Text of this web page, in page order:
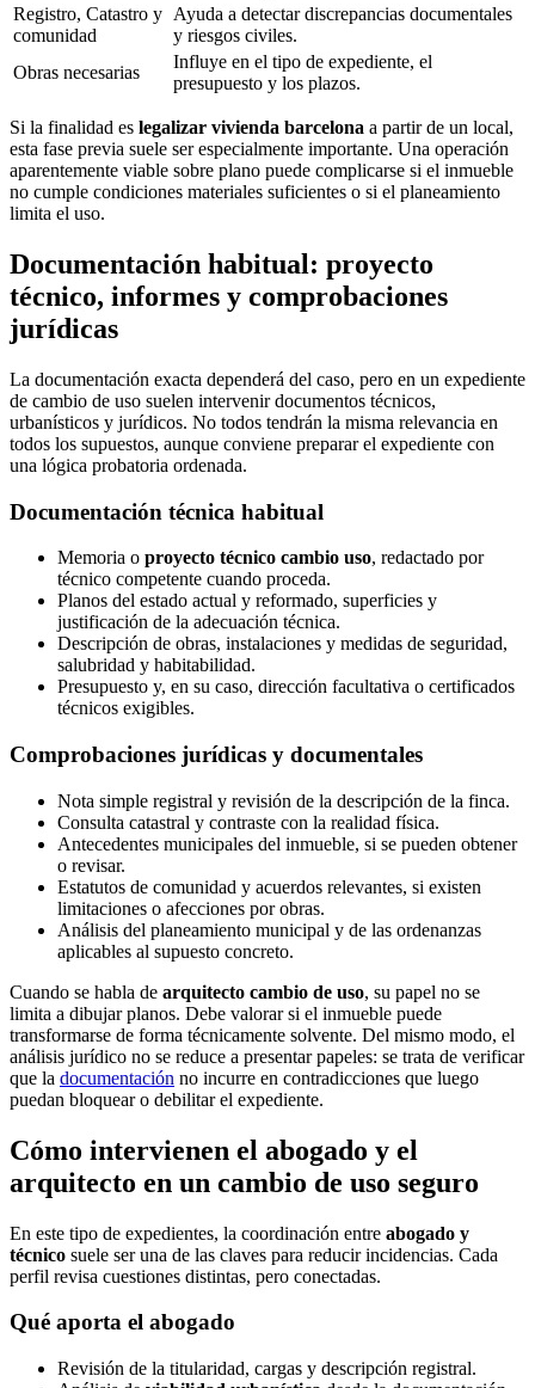
Registro, Catastro y
comunidad
Ayuda a detectar discrepancias documentales
y riesgos civiles.
Obras necesarias
Influye en el tipo de expediente, el
presupuesto y los plazos.
Si la finalidad es legalizar vivienda barcelona a partir de un local,
esta fase previa suele ser especialmente importante. Una operación
aparentemente viable sobre plano puede complicarse si el inmueble
no cumple condiciones materiales suficientes o si el planeamiento
limita el uso.
Documentación habitual: proyecto
técnico, informes y comprobaciones
jurídicas
La documentación exacta dependerá del caso, pero en un expediente
de cambio de uso suelen intervenir documentos técnicos,
urbanísticos y jurídicos. No todos tendrán la misma relevancia en
todos los supuestos, aunque conviene preparar el expediente con
una lógica probatoria ordenada.
Documentación técnica habitual
Memoria o proyecto técnico cambio uso, redactado por
técnico competente cuando proceda.
Planos del estado actual y reformado, superficies y
justificación de la adecuación técnica.
Descripción de obras, instalaciones y medidas de seguridad,
salubridad y habitabilidad.
Presupuesto y, en su caso, dirección facultativa o certificados
técnicos exigibles.
Comprobaciones jurídicas y documentales
Nota simple registral y revisión de la descripción de la finca.
Consulta catastral y contraste con la realidad física.
Antecedentes municipales del inmueble, si se pueden obtener
o revisar.
Estatutos de comunidad y acuerdos relevantes, si existen
limitaciones o afecciones por obras.
Análisis del planeamiento municipal y de las ordenanzas
aplicables al supuesto concreto.
Cuando se habla de arquitecto cambio de uso, su papel no se
limita a dibujar planos. Debe valorar si el inmueble puede
transformarse de forma técnicamente solvente. Del mismo modo, el
análisis jurídico no se reduce a presentar papeles: se trata de verificar
que la documentación no incurre en contradicciones que luego
puedan bloquear o debilitar el expediente.
Cómo intervienen el abogado y el
arquitecto en un cambio de uso seguro
En este tipo de expedientes, la coordinación entre abogado y
técnico suele ser una de las claves para reducir incidencias. Cada
perfil revisa cuestiones distintas, pero conectadas.
Qué aporta el abogado
Revisión de la titularidad, cargas y descripción registral.